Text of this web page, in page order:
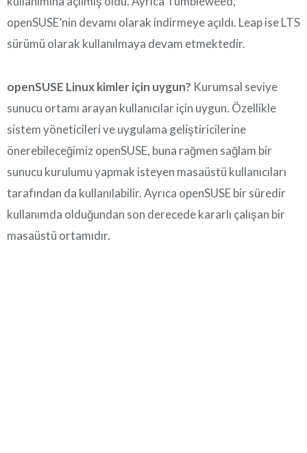
openSUSE’nin devamı olarak indirmeye açıldı. Leap ise LTS
sürümü olarak kullanılmaya devam etmektedir.
openSUSE Linux kimler için uygun? Kurumsal seviye
sunucu ortamı arayan kullanıcılar için uygun. Özellikle
sistem yöneticileri ve uygulama geliştiricilerine
önerebileceğimiz openSUSE, buna rağmen sağlam bir
sunucu kurulumu yapmak isteyen masaüstü kullanıcıları
tarafından da kullanılabilir. Ayrıca openSUSE bir süredir
kullanımda olduğundan son derecede kararlı çalışan bir
masaüstü ortamıdır.